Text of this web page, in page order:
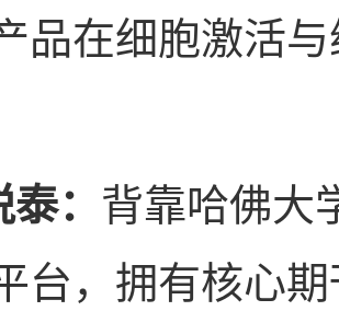
品在细胞激活
： 背靠哈佛大
台，拥有核心